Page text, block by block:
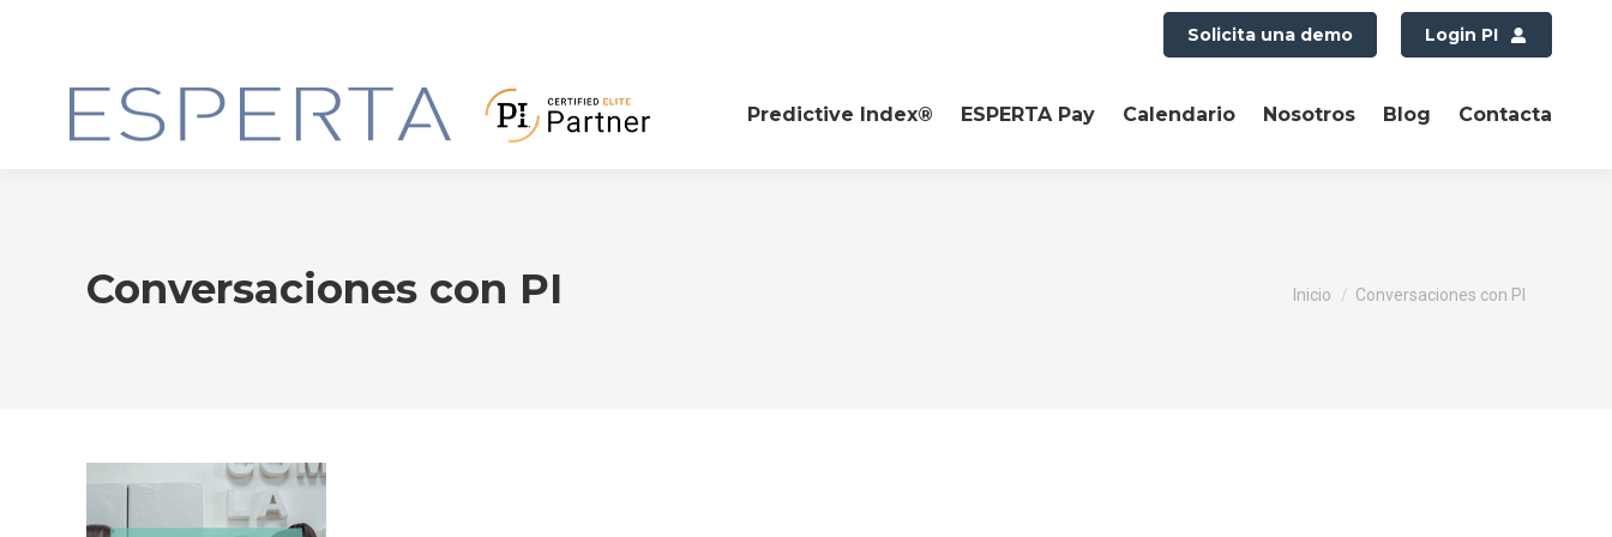
Solicita una demo Login PI
Predictive Index® ESPERTA Pay Calendario Nosotros Blog Contacta
Conversaciones con PI Estás aquí:
Inicio Conversaciones con PI